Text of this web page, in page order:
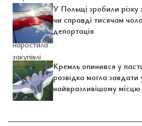
У Польщі зробили різку
чи справді тисячам
депортація
Кремль опинився у
розвідка могла
найвразливішому місцю